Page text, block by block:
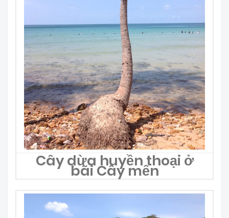
Cây dừa huyền thoại ở
bãi Cây mến